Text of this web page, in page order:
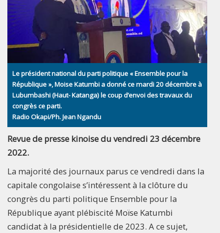
Le président national du parti politique « Ensemble pour la
République », Moise Katumbi a donné ce mardi 20 décembre à
Lubumbashi (Haut- Katanga) le coup d’envoi des travaux du
congrès ce parti.
Radio Okapi/Ph. Jean Ngandu
Revue de presse kinoise du vendredi 23 décembre
2022.
La majorité des journaux parus ce vendredi dans la
capitale congolaise s’intéressent à la clôture du
congrès du parti politique Ensemble pour la
République ayant plébiscité Moïse Katumbi
candidat à la présidentielle de 2023. A ce sujet,